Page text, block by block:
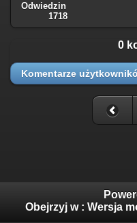
Odwiedzin
1718
0
Komentarze
Obejrzyj w : Wersja